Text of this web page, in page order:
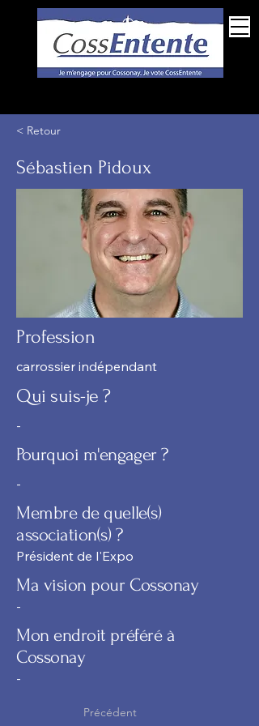
Espace membres
< Retour
Sébastien Pidoux
Profession
carrossier indépendant
Qui suis-je ?
-
Pourquoi m'engager ?
-
Membre de quelle(s)
association(s) ?
Président de l'Expo
Ma vision pour Cossonay
-
Mon endroit préféré à
Cossonay
-
Précédent